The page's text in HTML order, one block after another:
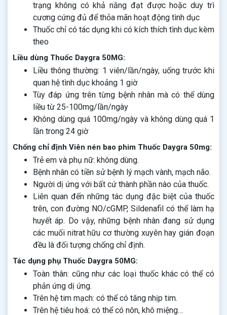
trạng không có khả năng đạt được hoặc duy trì
cương cứng đủ để thỏa mãn hoạt động tình dục
Thuốc chỉ có tác dụng khi có kích thích tình dục kèm
theo
Liều dùng Thuốc Daygra 50MG:
Liều thông thường: 1 viên/lần/ngày, uống trước khi
quan hệ tình dục khoảng 1 giờ
Tùy đáp ứng trên từng bệnh nhân mà có thể dùng
liều từ 25-100mg/lần/ngày
Không dùng quá 100mg/ngày và không dùng quá 1
lần trong 24 giờ
Chống chỉ định Viên nén bao phim Thuốc Daygra 50mg:
Trẻ em và phụ nữ: không dùng.
Bệnh nhân có tiền sử bệnh lý mạch vành, mạch não.
Người dị ứng với bất cứ thành phần nào của thuốc.
Liên quan đến những tác dụng đặc biệt của thuốc
trên, con đường NO/cGMP, Sildenafil có thể làm hạ
huyết áp. Do vậy, những bệnh nhân đang sử dụng
các muối nitrat hữu cơ thường xuyên hay gián đoạn
đều là đối tượng chống chỉ định.
Tác dụng phụ Thuốc Daygra 50MG:
Toàn thân: cũng như các loại thuốc khác có thể có
phản ứng dị ứng.
Trên hệ tim mạch: có thể có tăng nhịp tim.
Trên hệ tiêu hoá: có thể có nôn, khô miệng…